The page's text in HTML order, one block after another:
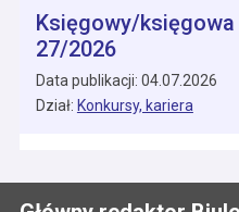
Księgowy/księgowa
27/2026
Data publikacji: 04.07.2026
Dział: Konkursy, kariera